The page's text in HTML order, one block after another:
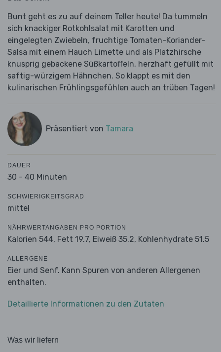
Bunt geht es zu auf deinem Teller heute! Da tummeln
sich knackiger Rotkohlsalat mit Karotten und
eingelegten Zwiebeln, fruchtige Tomaten-Koriander-
Salsa mit einem Hauch Limette und als Platzhirsche
knusprig gebackene Süßkartoffeln, herzhaft gefüllt mit
saftig-würzigem Hähnchen. So klappt es mit den
kulinarischen Frühlingsgefühlen auch an trüben Tagen!
Präsentiert von Tamara
DAUER
30 - 40 Minuten
SCHWIERIGKEITSGRAD
mittel
NÄHRWERTANGABEN PRO PORTION
Kalorien 544, Fett 19.7, Eiweiß 35.2, Kohlenhydrate 51.5
ALLERGENE
Eier und Senf. Kann Spuren von anderen Allergenen
enthalten.
Detaillierte Informationen zu den Zutaten
Was wir liefern